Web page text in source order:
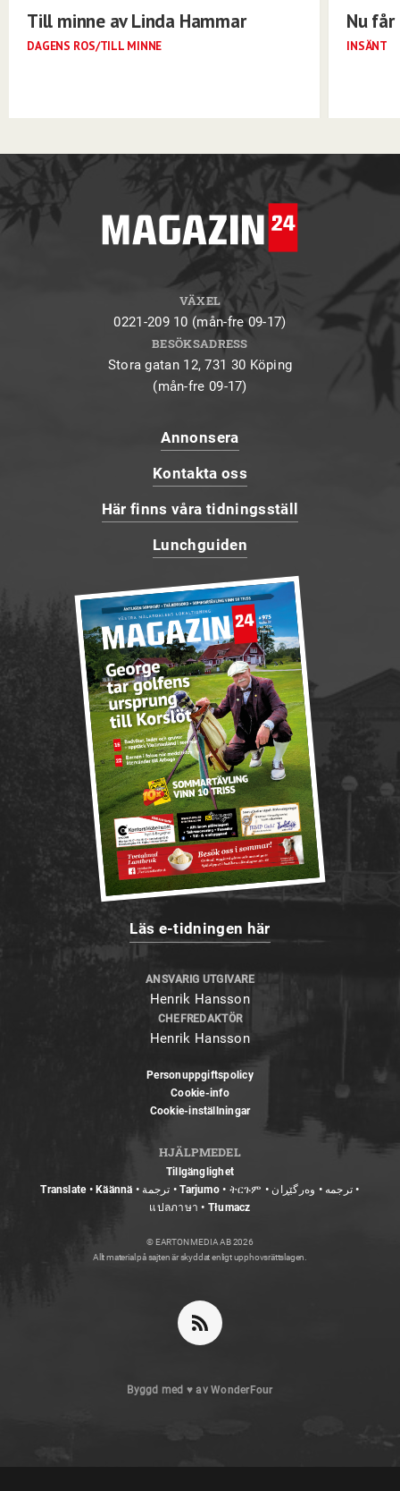
Till minne av Linda Hammar
DAGENS ROS/TILL MINNE
Nu
INSÄNT
VÄXEL
0221-209 10 (mån-fre 09-17)
BESÖKSADRESS
Stora gatan 12, 731 30 Köping
(mån-fre 09-17)
Annonsera
Kontakta oss
Här finns våra tidningsställ
Lunchguiden
Läs e-tidningen här
ANSVARIG UTGIVARE
Henrik Hansson
CHEFREDAKTÖR
Henrik Hansson
Personuppgiftspolicy
Cookie-info
Cookie-inställningar
HJÄLPMEDEL
Tillgänglighet
Translate • Käännä • ترجمة • Tarjumo • ትርጉም • ترجمه • وەرگێڕان •
แปลภาษา • Tłumacz
© EARTON MEDIA AB 2026
Allt material på sajten är skyddat enligt upphovsrättslagen.
Byggd med ♥ avWonderFour